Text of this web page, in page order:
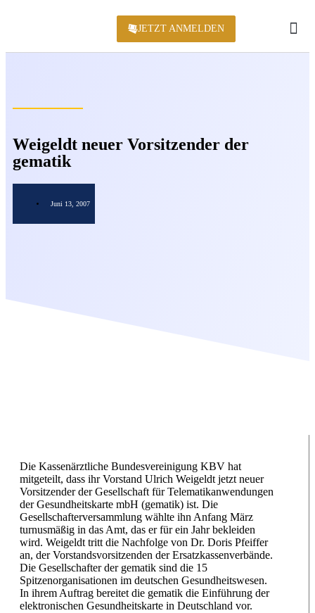
JETZT ANMELDEN
Weigeldt neuer Vorsitzender der
gematik
Juni 13, 2007
Die Kassenärztliche Bundesvereinigung KBV hat
mitgeteilt, dass ihr Vorstand Ulrich Weigeldt jetzt neuer
Vorsitzender der Gesellschaft für Telematikanwendungen
der Gesundheitskarte mbH (gematik) ist. Die
Gesellschafterversammlung wählte ihn Anfang März
turnusmäßig in das Amt, das er für ein Jahr bekleiden
wird. Weigeldt tritt die Nachfolge von Dr. Doris Pfeiffer
an, der Vorstandsvorsitzenden der Ersatzkassenverbände.
Die Gesellschafter der gematik sind die 15
Spitzenorganisationen im deutschen Gesundheitswesen.
In ihrem Auftrag bereitet die gematik die Einführung der
elektronischen Gesundheitskarte in Deutschland vor.